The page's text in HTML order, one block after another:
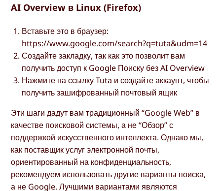
AI Overview в Linux (Firefox)
Вставьте это в браузер:
https://www.google.com/search?q=tuta&udm=14
Создайте закладку, так как это позволит вам
получить доступ к Google Поиску без AI Overview
Нажмите на ссылку Tuta и создайте аккаунт, чтобы
получить зашифрованный почтовый ящик
Эти шаги дадут вам традиционный “Google Web” в
качестве поисковой системы, а не “Обзор” с
поддержкой искусственного интеллекта. Однако мы,
как поставщик услуг электронной почты,
ориентированный на конфиденциальность,
рекомендуем использовать другие варианты поиска,
а не Google. Лучшими вариантами являются